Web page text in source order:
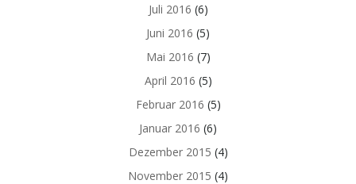
Juli 2016 (6)
Juni 2016 (5)
Mai 2016 (7)
April 2016 (5)
Februar 2016 (5)
Januar 2016 (6)
Dezember 2015 (4)
November 2015 (4)